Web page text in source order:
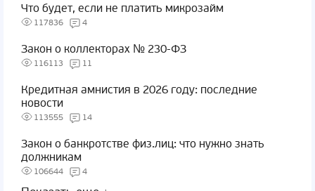
Что будет, если не платить микрозайм
117836 4
Закон о коллекторах № 230-ФЗ
116113 11
Кредитная амнистия в 2026 году: последние
новости
113555 14
Закон о банкротстве физ.лиц: что нужно знать
должникам
106644 4